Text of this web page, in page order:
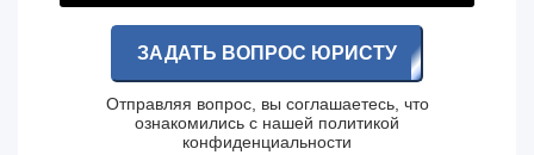
ЗАДАТЬ ВОПРОС ЮРИСТУ
Отправляя вопрос, вы соглашаетесь, что
ознакомились с нашей политикой
конфиденциальности